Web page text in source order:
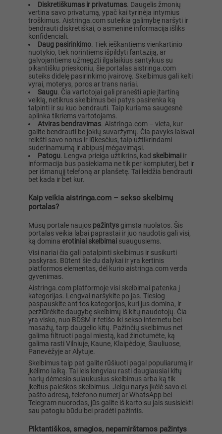
Diskretiškumas ir privatumas. Daugelis žmonių
vertina savo privatumą, ypač kai tyrinėja intymius
troškimus. Aistringa.com suteikia galimybę naršyti ir
bendrauti diskretiškai, o asmeninė informacija išliks
konfidenciali.
Daug pasirinkimo. Tiek ieškantiems vienkartinio
nuotykio, tiek norintiems išpildyti fantaziją, ar
galvojantiems užmegzti ilgalaikius santykius su
pikantišku prieskoniu, šie portalas aistringa.com
suteiks didelę pasirinkimo įvairovę. Skelbimus gali kelti
vyrai, moterys, poros ar trans nariai.
Saugu. Čia vartotojai gali pranešti apie įtartiną
veiklą, netikrus skelbimus bei patys pasirenka ką
talpinti ir su kuo bendrauti. Taip kuriama saugesnė
aplinka tikriems vartotojams.
Atviras bendravimas. Aistringa.com – vieta, kur
galite bendrauti be jokių suvaržymų. Čia pavyks laisvai
reikšti savo norus ir lūkesčius, taip užtikrindami
suderinamumą ir abipusį mėgavimąsi.
Patogu. Lengva prieiga užtikrins, kad skelbimaiir
informacija bus pasiekiama ne tik per kompiuterį, bet ir
per išmanųjį telefoną ar planšetę. Tai leidžia bendrauti
bet kada ir bet kur.
Kaip veikia aistringa.com – sekso skelbimų
portalas?
Mūsų portale naujos pažintysgimsta nuolatos. Šis
portalas veikia labai paprastai ir juo naudotis gali visi,
ką domina erotiniai skelbimaisuaugusiems.
Visi nariai čia gali patalpinti skelbimus ir susikurti
paskyras. Būtent šie du dalykai ir yra kertinis
platformos elementas, dėl kurio aistringa.com verda
gyvenimas.
Aistringa.com platformoje visi skelbimai patenka į
kategorijas. Lengvai naršykite po jas. Tiesiog
paspauskite ant tos kategorijos, kuri jus domina, ir
peržiūrėkite daugybę skelbimų iš kitų naudotojų. Čia
yra visko, nuo BDSM ir fetišo iki sekso internetu bei
masažų, tarp daugelio kitų. Pažinčių skelbimus net
galima filtruoti pagal miestą, kad žinotumėte, ką
galima rasti Vilniuje, Kaune, Klaipėdoje, Šiauliuose,
Panevėžyje ar Alytuje.
Skelbimus taip pat galite rūšiuoti pagal populiarumą ir
įkėlimo laiką. Tai leis lengviau rasti daugiausiai kitų
narių dėmesio sulaukusius skelbimus arba ką tik
įkeltus paieškos skelbimus. Jeigu narys įkėlė savo el.
pašto adresą, telefono numerį ar WhatsApp bei
Telegram nuorodas, jūs galite iš karto su jais susisiekti
sau patogiu būdu bei pradėti pažintis.
Piktantiškos, smagios, nepamirštamos pažintys